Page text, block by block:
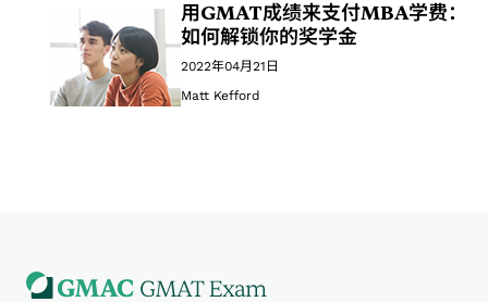
用GMAT成绩来支付MBA学费：
如何解锁你的奖学金
2022年04月21日
Matt Kefford